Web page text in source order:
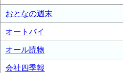
おとなの週末
オートバイ
オール読物
会社四季報